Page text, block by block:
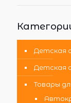
Детская
Детская
Товары